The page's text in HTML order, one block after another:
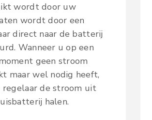
wordt door uw
wordt door een
direct naar de batterij
Wanneer u op een
geen stroom
maar wel nodig heeft,
regelaar de stroom uit
halen.